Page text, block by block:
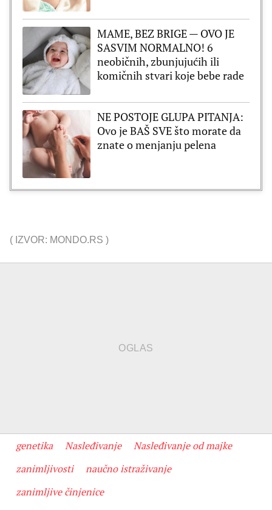
MAME, BEZ BRIGE — OVO JE
SASVIM NORMALNO! 6
neobičnih, zbunjujućih ili
komičnih stvari koje bebe rade
NE POSTOJE GLUPA PITANJA:
Ovo je BAŠ SVE što morate da
znate o menjanju pelena
( IZVOR: MONDO.RS )
genetika Nasleđivanje
Nasleđivanje od majke
zanimljivosti
naučno istraživanje
zanimljive činjenice